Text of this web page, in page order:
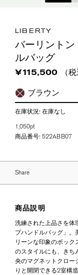
LIBERTY
バーリントン
ルバッグ
¥115,500
（
ブラウン
在庫状況: 在庫なし
1,050pt
商品番号: 522ABB07
Share
商品説明
洗練された上品さを体
プハンドルバッグ」。
リーンな印象のボック
のスタイルにも、きち
央のマグネットクロー
りと開閉できる2室構